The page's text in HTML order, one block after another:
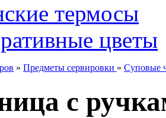
термосы
цветы
» Предметы сервировки » Суповые
с